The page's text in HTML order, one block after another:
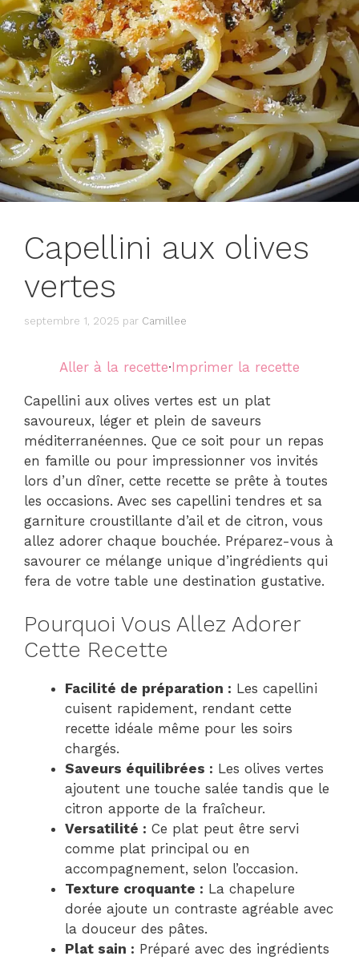
Capellini aux olives
vertes
septembre 1, 2025 par Camillee
Aller à la recette·Imprimer la recette
Capellini aux olives vertes est un plat
savoureux, léger et plein de saveurs
méditerranéennes. Que ce soit pour un repas
en famille ou pour impressionner vos invités
lors d’un dîner, cette recette se prête à toutes
les occasions. Avec ses capellini tendres et sa
garniture croustillante d’ail et de citron, vous
allez adorer chaque bouchée. Préparez-vous à
savourer ce mélange unique d’ingrédients qui
fera de votre table une destination gustative.
Pourquoi Vous Allez Adorer
Cette Recette
Facilité de préparation : Les capellini
cuisent rapidement, rendant cette
recette idéale même pour les soirs
chargés.
Saveurs équilibrées : Les olives vertes
ajoutent une touche salée tandis que le
citron apporte de la fraîcheur.
Versatilité : Ce plat peut être servi
comme plat principal ou en
accompagnement, selon l’occasion.
Texture croquante : La chapelure
dorée ajoute un contraste agréable avec
la douceur des pâtes.
Plat sain : Préparé avec des ingrédients